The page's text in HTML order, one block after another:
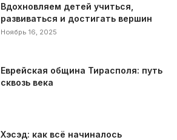
Вдохновляем детей учиться,
развиваться и достигать вершин
Ноябрь 16, 2025
Еврейская община Тирасполя: путь
сквозь века
Хэсэд: как всё начиналось